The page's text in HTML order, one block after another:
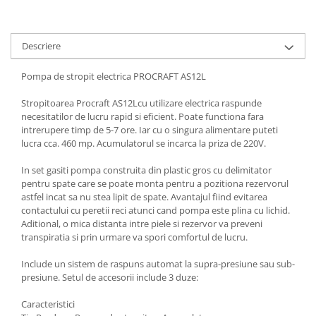
Zdrobitoare electrice & manuale
Zdrobitoare manuale
Masini de cusut si accesorii
Articole antidaunatori gradina
Sere si solarii
Suflante si aspiratoare exterior
Unelte altoit
Unelte manuale de gradina -
Stropitori
Folie si plase pt plante
Masini batut stalpi
Kit-uri siguranta auto
Kit-uri Supravietuire si Accesorii
Curatenie si menaj
Accesorii ingrijire casa
Accesorii maturi, mopuri si galeti
Aparate de calcat
Cutii depozitare diverse
Cutii depozitare medicamente
Cutii pentru chei
Dulapuri si rafturi de depozitare
Organizatoare imbracaminte si
incaltaminte
Perii de curatare
Accesorii pentru macarale
Macarale electrice
Macarale manuale
Aparate si instrumente de masurat
Rulete
Telemetre, nivele, sublere
Rindele electrice
Pistoale electrice aer cald si vopsit
Pistoale electrice aer cald
Pistoale electrice de vopsit
Echipamente de protectie
Cizme, bocanci, pantofi si galosi
Manusi si palmare
Descriere
Pompa de stropit electrica PROCRAFT AS12L
Stropitoarea Procraft AS12Lcu utilizare electrica raspunde
necesitatilor de lucru rapid si eficient. Poate functiona fara
intrerupere timp de 5-7 ore. Iar cu o singura alimentare puteti
lucra cca. 460 mp. Acumulatorul se incarca la priza de 220V.
In set gasiti pompa construita din plastic gros cu delimitator
pentru spate care se poate monta pentru a pozitiona rezervorul
astfel incat sa nu stea lipit de spate. Avantajul fiind evitarea
contactului cu peretii reci atunci cand pompa este plina cu lichid.
Aditional, o mica distanta intre piele si rezervor va preveni
transpiratia si prin urmare va spori comfortul de lucru.
Include un sistem de raspuns automat la supra-presiune sau sub-
presiune. Setul de accesorii include 3 duze:
Caracteristici